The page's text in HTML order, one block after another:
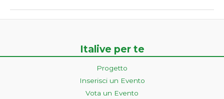
Italive per te
Progetto
Inserisci un Evento
Vota un Evento